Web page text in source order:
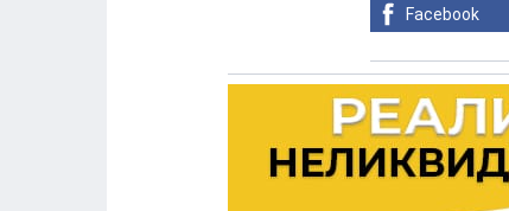
Facebook